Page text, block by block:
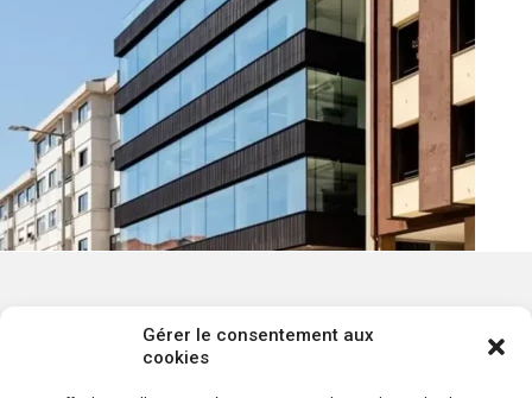
Gérer le consentement aux
cookies